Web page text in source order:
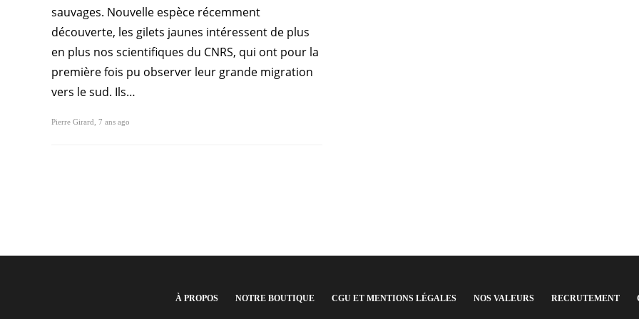
sauvages. Nouvelle espèce récemment
découverte, les gilets jaunes intéressent de plus
en plus nos scientifiques du CNRS, qui ont pour la
première fois pu observer leur grande migration
vers le sud. Ils…
Pierre Girard 7 ans ago
À PROPOS NOTRE BOUTIQUE CGU ET MENTIONS LÉGALES NOS VALEURS RECRUTEMENT